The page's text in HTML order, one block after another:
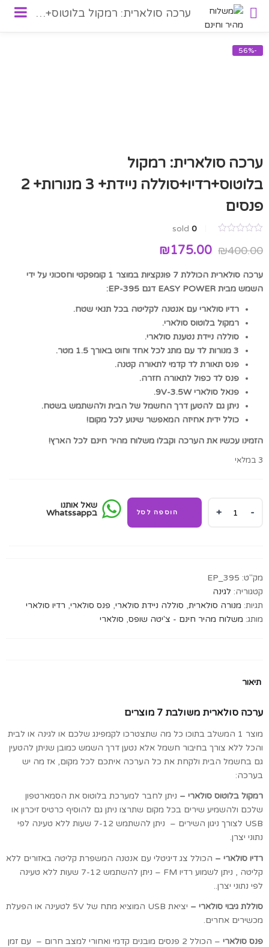
ערכה סולארית: רמקול בלוטוס+רדיו+סוללה ניידת+ 3 מנורות+ 2 פנסים
-56%
ערכה סולארית: רמקול
בלוטוס+רדיו+סוללה ניידת+ 3 מנורות+ 2
פנסים
0
sold
₪400.00
המחיר
המקורי
היה:
₪400.00.
₪175.00
הנוכחי
הוא:
₪175.00.
ערכה סולארית הכוללת 7 פונקציות במוצר 1 קומפקטי וחסכוני על ידי
השמש מבית EASY POWER דגם EP-395:
רדיו סולארי עם אנטנה לקליטה בכל תנאי שטח.
רמקול בלוטוס סולארי.
סוללה ניידת נטענת סולארי.
3 מנורות לד עם מתג לכל אחד וחוט באורך 1.5 מטר.
פנס תאורת לד קדמי לתאורה קטנה.
פנס לד כפול לתאורה חזרה.
פנאל סולארי 9V-3.5W.
ניתן גם להטען דרך החשמל של הבית ולהשתמש בשטח.
כולל ידית אחיזה המאפשר שינוע לכל מקום!
הזמינו עכשיו את הערכה וקבלו משלוח מהיר חינם לכל הארץ!
3 במלאי
סולארית:
3
מנורות+
2
פנסים
הוספה לסל
שאל אותנו
בWhatssapp
מק"ט: EP_395
קטגוריה: לגינה
תגיות: מנורה סולארית, סוללה ניידת סולארי, פנס סולארי, רדיו סולארי
מותג: משלוח מהיר חינם - צ'יטה שופס, סולארי
תיאור
ערכה סולארית משולבת 7 מוצרים
מוצר 1 המשלב בתוכו כל מה שתצטרכו לקמפינג שלכם או לגינה או לבית
והכל ללא צורך בחיבור חשמל אלא נטען דרך השמש כמובן שניתן להטעין
גם בחשמל הבית ולקחת את כל הערכה איתכם לכל מקום, אז מה יש
בערכה:
רמקול בלוטוס סולארי – ניתן לחבר למערכת בלוטוס את הסמארטפון
שלכם ולהשמיע שירים בכל מקום שתרצו ניתן גם להוסיף כרטיס זיכרון או
USB לצורך ניגון השירים – ניתן להשתמש 7-12 שעות ללא טעינה לפי
נתוני יצרן.
רדיו סולארי – הכולל צג דיגיטלי עם אנטנה המשפרת קליטה באזורים ללא
קליטה , ניתן לשמוע רדיו FM – ניתן להשתמש 7-12 שעות ללא טעינה
לפי נתוני יצרן..
סוללת גיבוי סולארי –
יציאת USB המוציא מתח של 5V לטעינה או הפעלת
מכשירים אחרים.
פנס סולארי
– הכולל 2 פנסים מובנים קדמי ואחורי למצב חרום – עם זמן